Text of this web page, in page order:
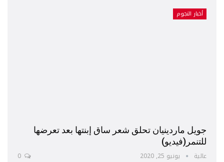
أخبار النجوم
جويل ماردينيان تحلق شعر ساق إبنتها بعد تعرضها
للتنمر(فيديو)
عالية يونيو 25, 2020